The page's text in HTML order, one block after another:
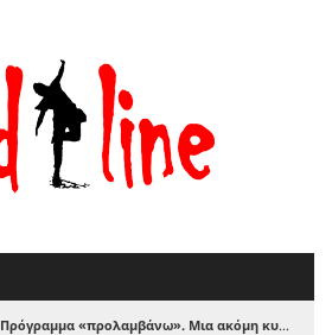
Πρόγραμμα «προλαμβάνω». Μια ακόμη κυβερνητική μπλόφα – του Θανάση Σκαμνάκη